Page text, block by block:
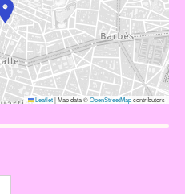
Leaflet|Map data ©OpenStreetMapcontributors